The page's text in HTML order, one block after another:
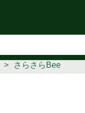
お知らせ
さらさらBee